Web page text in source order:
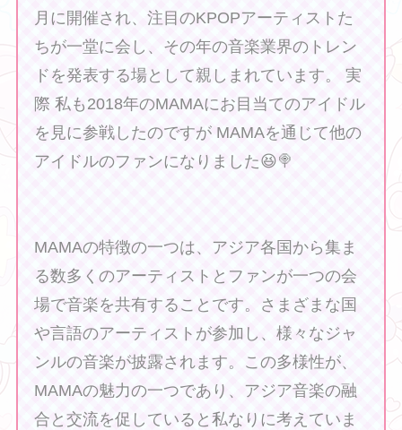
月に開催され、注目のKPOPアーティストた
ちが一堂に会し、その年の音楽業界のトレン
ドを発表する場として親しまれています。 実
際 私も2018年のMAMAにお目当てのアイドル
を見に参戦したのですが MAMAを通じて他の
アイドルのファンになりました😆🍭
MAMAの特徴の一つは、アジア各国から集ま
る数多くのアーティストとファンが一つの会
場で音楽を共有することです。さまざまな国
や言語のアーティストが参加し、様々なジャ
ンルの音楽が披露されます。この多様性が、
MAMAの魅力の一つであり、アジア音楽の融
合と交流を促していると私なりに考えていま